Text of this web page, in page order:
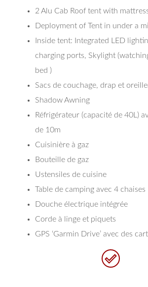
2 Alu Cab Roof tent with
Deployment of Tent in under a
Inside tent: Integrated LED
charging ports, Skylight
bed )
Sacs de couchage, drap et
Shadow Awning
Réfrigérateur (capacité de 40L)
de 10m
Cuisinière à gaz
Bouteille de gaz
Ustensiles de cuisine
Table de camping avec 4 chaises
Douche électrique intégrée
Corde à linge et piquets
GPS ‘Garmin Drive’ avec des